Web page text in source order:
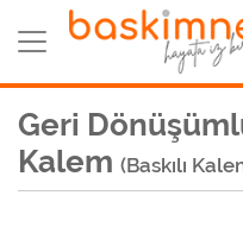
Geri
Kalem (Baskılı